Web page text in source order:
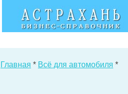
Главная * Всё для автомобиля *